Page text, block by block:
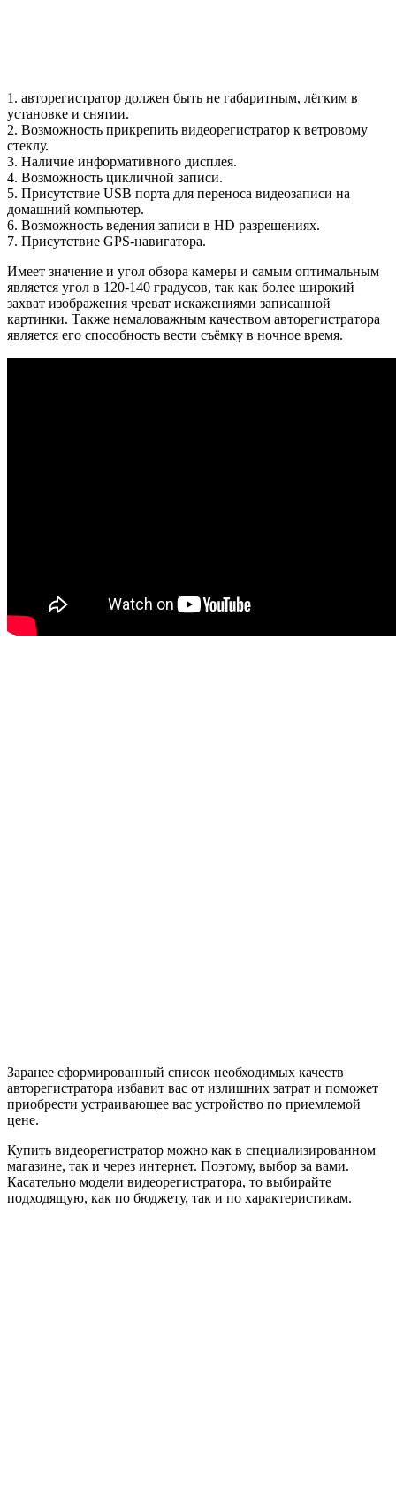
1. авторегистратор должен быть не габаритным, лёгким в
установке и снятии.
2. Возможность прикрепить видеорегистратор к ветровому
стеклу.
3. Наличие информативного дисплея.
4. Возможность цикличной записи.
5. Присутствие USB порта для переноса видеозаписи на
домашний компьютер.
6. Возможность ведения записи в HD разрешениях.
7. Присутствие GPS-навигатора.
Имеет значение и угол обзора камеры и самым оптимальным
является угол в 120-140 градусов, так как более широкий
захват изображения чреват искажениями записанной
картинки. Также немаловажным качеством авторегистратора
является его способность вести съёмку в ночное время.
Заранее сформированный список необходимых качеств
авторегистратора избавит вас от излишних затрат и поможет
приобрести устраивающее вас устройство по приемлемой
цене.
Купить видеорегистратор можно как в специализированном
магазине, так и через интернет. Поэтому, выбор за вами.
Касательно модели видеорегистратора, то выбирайте
подходящую, как по бюджету, так и по характеристикам.